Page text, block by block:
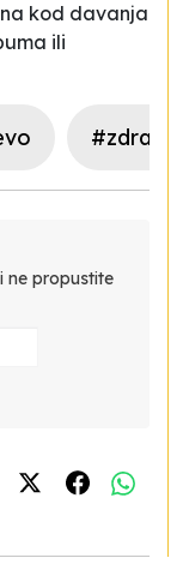
kod davanja
ili
ne propustite